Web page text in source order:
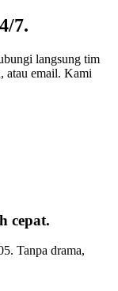
7.
langsung tim
atau email. Kami
cepat.
. Tanpa drama,